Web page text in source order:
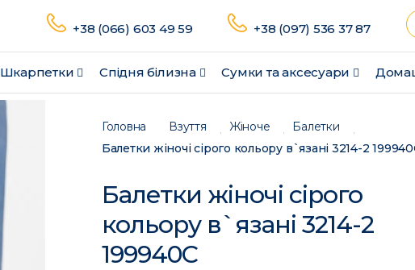
Шкарпетки Спідня білизна Сумки та аксесуари
+38 (066) 603 49 59 +38 (097) 536 37 87
Головна Взуття Жіноче
Балетки
Балетки жіночі сірого кольору в`язані 3214-2
Балетки жіночі сірого
кольору в`язані 3214-2
199940C